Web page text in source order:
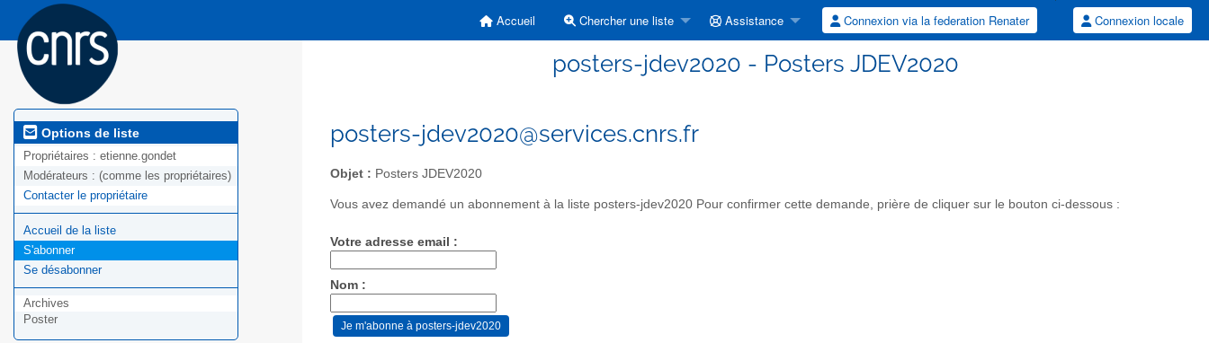
Accueil Chercher une liste Assistance Connexion via la federation Renater Connexion locale
posters-jdev2020 - Posters JDEV2020
Options de liste
Propriétaires : etienne.gondet
Modérateurs : (comme les propriétaires)
Contacter le propriétaire
Accueil de la liste
S'abonner
Se désabonner
Archives
Poster
posters-jdev2020@services.cnrs.fr
Objet : Posters JDEV2020
Vous avez demandé un abonnement à la liste posters-jdev2020 Pour confirmer cette demande, prière de cliquer sur le bouton ci-dessous :
Votre adresse email :
Nom :